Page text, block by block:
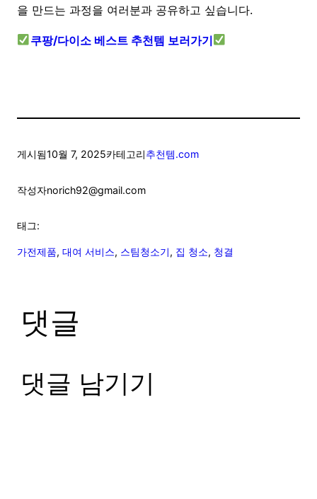
을 만드는 과정을 여러분과 공유하고 싶습니다.
쿠팡/다이소 베스트 추천템 보러가기
게시됨10월 7, 2025카테고리추천템.com
작성자norich92@gmail.com
태그:
가전제품, 대여 서비스, 스팀청소기, 집 청소, 청결
댓글
댓글 남기기